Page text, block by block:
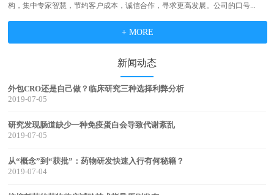
构，集中专家智慧，节约客户成本，诚信合作，寻求更高发展。公司的口号...
+ MORE
新闻动态
外包CRO还是自己做？临床研究三种选择利弊分析
2019-07-05
研究发现肠道缺少一种免疫蛋白会导致代谢紊乱
2019-07-05
从“概念”到“获批”：药物研发快速入行有何秘籍？
2019-07-04